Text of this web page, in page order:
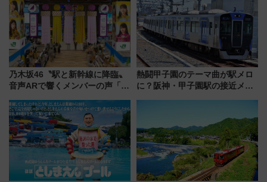
め
乃木坂46〝駅と新幹線に降臨〟
音声ARで響くメンバーの声「真
熱闘甲子園のテーマ曲が駅メロ
に？阪神・甲子園駅の接近メロ